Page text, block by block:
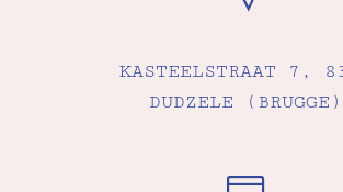
KASTEELSTRAAT 7,
DUDZELE (BRUGGE)